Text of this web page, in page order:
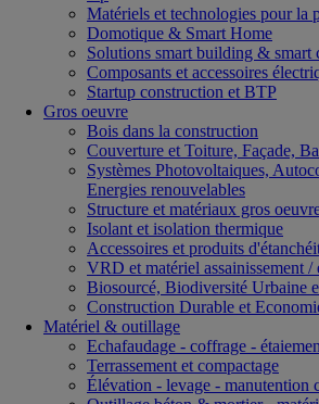
Matériels et technologies pour la
Domotique & Smart Home
Solutions smart building & smart
Composants et accessoires
Startup construction et BTP
Gros oeuvre
Bois dans la construction
Couverture et Toiture, Façade,
Systèmes Photovoltaiques,
Energies renouvelables
Structure et matériaux gros
Isolant et isolation thermique
Accessoires et produits
VRD et matériel assainissement /
Biosourcé, Biodiversité Urbaine
Construction Durable et
Matériel & outillage
Echafaudage - coffrage -
Terrassement et compactage
Élévation - levage - manutention